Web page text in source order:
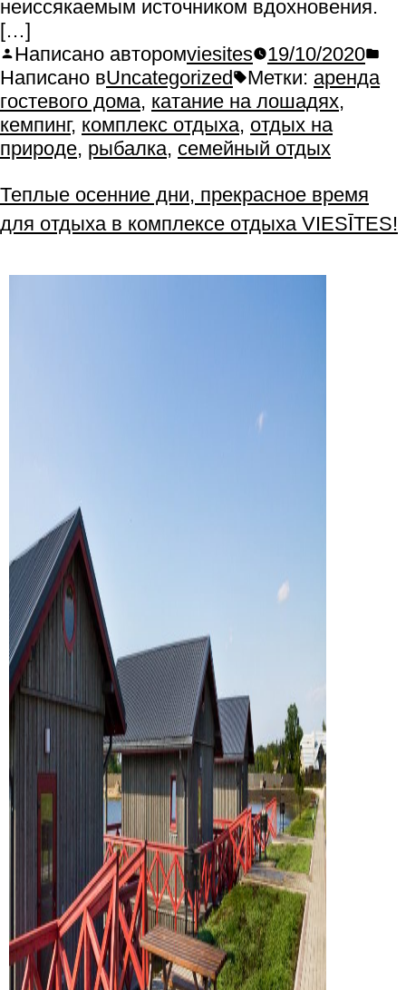
неиссякаемым источником вдохновения.
[…]
Написано авторомviesites
19/10/2020
Написано вUncategorized Метки: аренда
гостевого дома, катание на лошадях,
кемпинг, комплекс отдыха, отдых на
природе, рыбалка, семейный отдых
Теплые осенние дни, прекрасное время
для отдыха в комплексе отдыха VIESĪTES!